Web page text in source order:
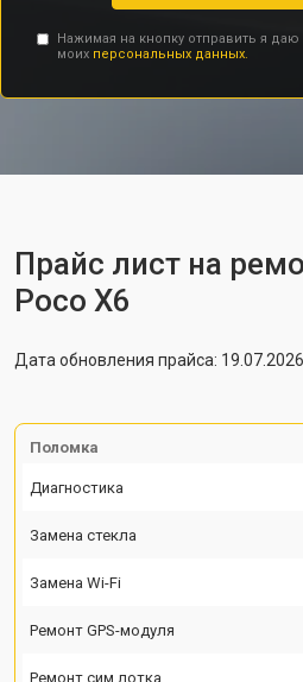
Нажимая на кнопку отправить я
моих персональных данных.
Прайс лист на
Poco X6
Дата обновления прайса: 19.07.2026
Поломка
Диагностика
Замена стекла
Замена Wi-Fi
Ремонт GPS-модуля
Ремонт сим лотка